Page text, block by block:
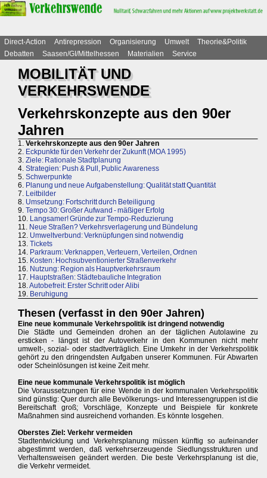
Direct-Action Antirepression Organisierung Umwelt
Theorie&Politik
Debatten
Saasen/GI/Mittelhessen Materialien Service
MOBILITÄT UND
VERKEHRSWENDE
Verkehrskonzepte aus den 90er
Jahren
1. Verkehrskonzepte aus den 90er Jahren
2. Eckpunkte für den Verkehr der Zukunft (MOA 1995)
3. Ziele: Rationale Stadtplanung
4. Strategien: Push & Pull, Public Awareness
5. Schwerpunkte
6. Planung und neue Aufgabenstellung: Qualität statt Quantität
7. Leitbilder
8. Umsetzung: Fortschritt durch Beteiligung
9. Tempo 30: Großer Aufwand - mäßiger Erfolg
10. Langsamer! Gründe zur Tempo-Reduzierung
11. Neue Straßen? Verkehrsverlagerung und Bündelung
12. Umweltverbund: Verknüpfungen sind notwendig
13. Tickets
14. Parkraum: Verknappen, Verteuern, Verteilen, Ordnen
15. Kosten: Hochsubventionierter Straßenverkehr
16. Nutzung: Region als Hauptverkehrsraum
17. Hauptstraßen: Städtebauliche Integration
18.Autobefreit: Erster Schritt oder Alibi
19. Beruhigung
Thesen (verfasst in den 90er Jahren)
Eine neue kommunale Verkehrspolitik ist dringend notwendig
Die Städte und Gemeinden drohen an der täglichen Autolawine zu
ersticken - längst ist der Autoverkehr in den Kommunen nicht mehr
umwelt-, sozial- oder stadtverträglich. Eine Umkehr in der Verkehrspolitik
gehört zu den dringendsten Aufgaben unserer Kommunen. Für Abwarten
oder Scheinlösungen ist keine Zeit mehr.
Eine neue kommunale Verkehrspolitik ist möglich
Die Voraussetzungen für eine Wende in der kommunalen Verkehrspolitik
sind günstig: Quer durch alle Bevölkerungs- und Interessengruppen ist die
Bereitschaft groß; Vorschläge, Konzepte und Beispiele für konkrete
Maßnahmen sind ausreichend vorhanden. Es könnte losgehen.
Oberstes Ziel: Verkehr vermeiden
Stadtentwicklung und Verkehrsplanung müssen künftig so aufeinander
abgestimmt werden, daß verkehrserzeugende Siedlungsstrukturen und
Verhaltensweisen geändert werden. Die beste Verkehrsplanung ist die,
die Verkehr vermeidet.